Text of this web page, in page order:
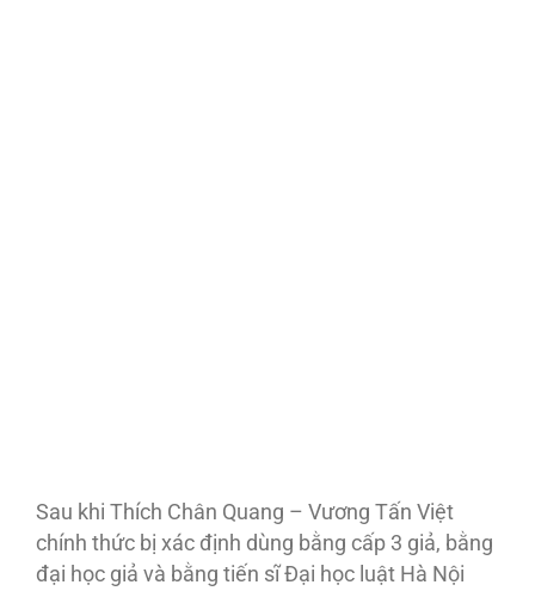
Sau khi Thích Chân Quang – Vương Tấn Việt
chính thức bị xác định dùng bằng cấp 3 giả, bằng
đại học giả và bằng tiến sĩ Đại học luật Hà Nội